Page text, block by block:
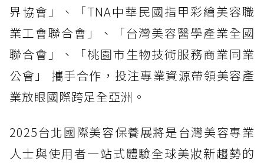
界協會」、「TNA中華民國指甲彩繪美容職
業工會聯合會」、「台灣美容醫學產業全國
聯合會」、「桃園市生物技術服務商業同業
公會」 攜手合作，投注專業資源帶領美容產
業放眼國際跨足全亞洲。
2025台北國際美容保養展將是台灣美容專業
人士與使用者一站式體驗全球美妝新趨勢的